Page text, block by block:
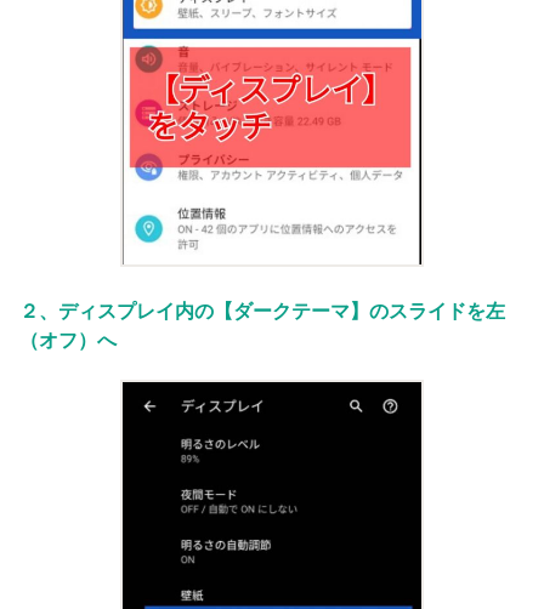
２、ディスプレイ内の【ダークテーマ】のスライドを左
（オフ）へ